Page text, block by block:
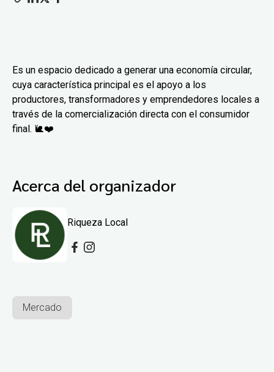
Es un espacio dedicado a generar una economía circular,
cuya característica principal es el apoyo a los
productores, transformadores y emprendedores locales a
través de la comercialización directa con el consumidor
final. 🐌❤️
Acerca del organizador
Riqueza Local
Mercado